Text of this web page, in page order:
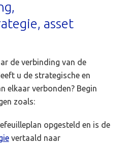
asset
de verbinding van de
u de strategische en
elkaar verbonden? Begin
zoals:
opgesteld en is de
vertaald naar